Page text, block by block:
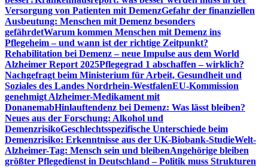
Versorgung von Patienten mit DemenzGefahr der finanziellen
Ausbeutung: Menschen mit Demenz besonders
gefährdetWarum kommen Menschen mit Demenz ins
Pflegeheim – und wann ist der richtige Zeitpunkt?
Rehabilitation bei Demenz – neue Impulse aus dem World
Alzheimer Report 2025Pflegegrad 1 abschaffen – wirklich?
Nachgefragt beim Ministerium für Arbeit, Gesundheit und
Soziales des Landes Nordrhein-WestfalenEU-Kommission
genehmigt Alzheimer-Medikament mit
DonanemabHinlauftendenz bei Demenz: Was lässt bleiben?
Neues aus der Forschung: Alkohol und
DemenzrisikoGeschlechtsspezifische Unterschiede beim
Demenzrisiko: Erkenntnisse aus der UK-Biobank-StudieWelt-
Alzheimer-Tag: Mensch sein und bleibenAngehörige bleiben
größter Pflegedienst in Deutschland – Politik muss Strukturen